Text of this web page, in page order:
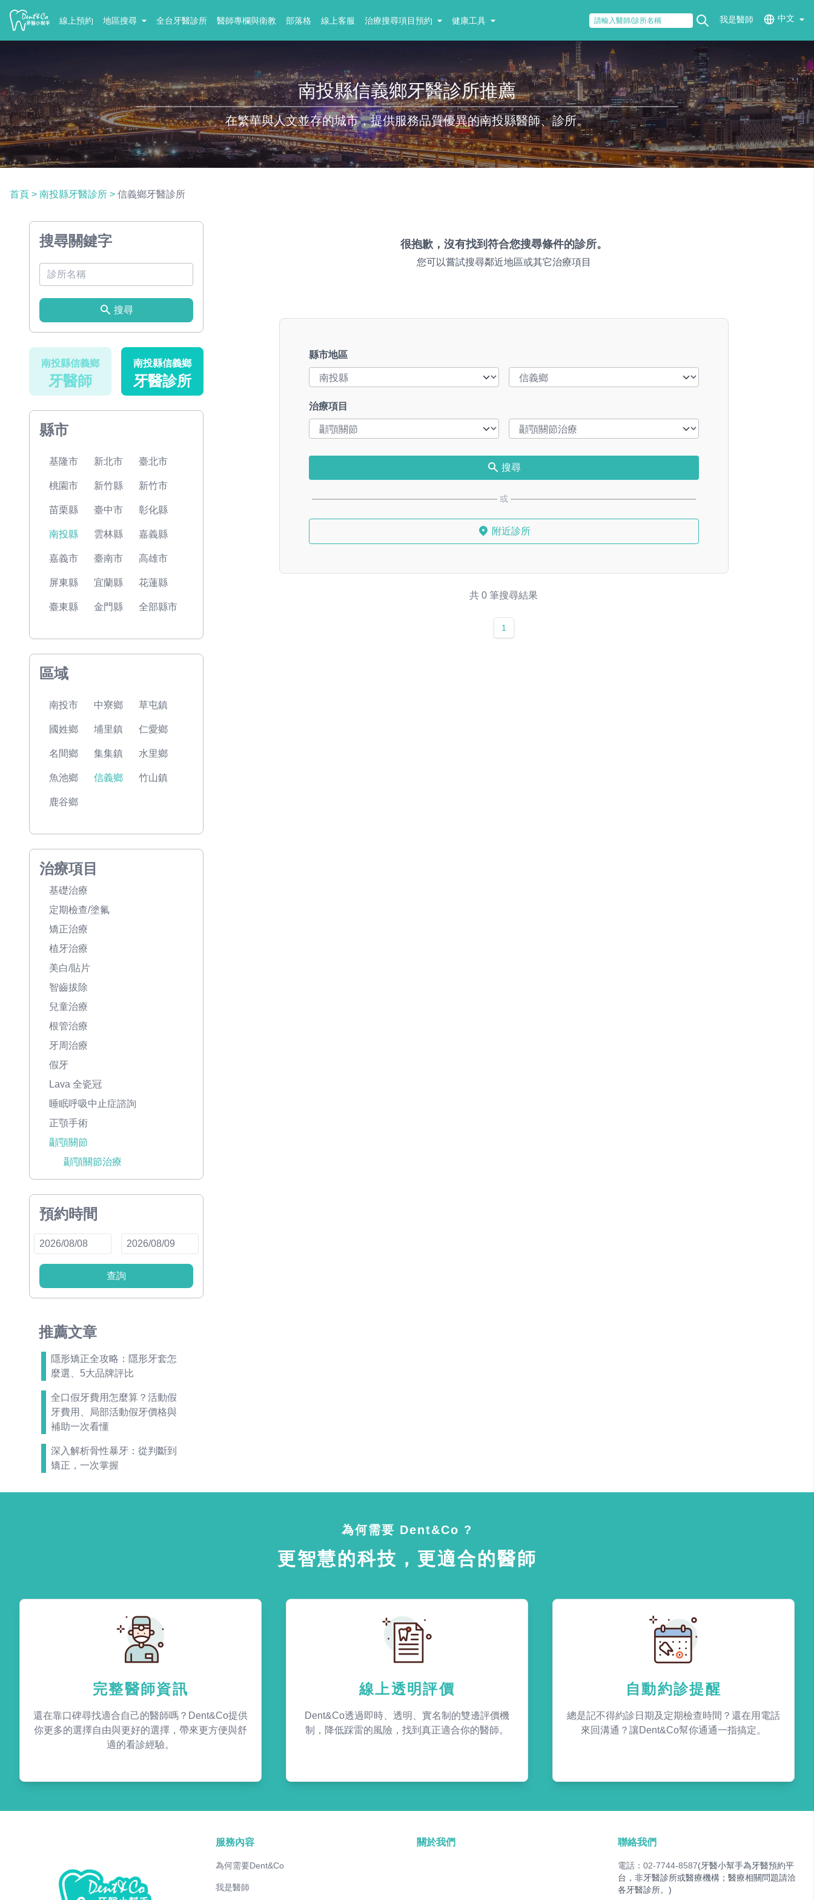
線上預約 地區搜尋 全台牙醫診所 醫師專欄與衛教 部落格 線上客服 治療搜尋項目預約 健康工具 我是醫師 中文
南投縣信義鄉牙醫診所推薦
在繁華與人文並存的城市，提供服務品質優異的南投縣醫師、診所。
首頁 > 南投縣牙醫診所 > 信義鄉牙醫診所
搜尋關鍵字
搜尋
南投縣信義鄉
牙醫師
南投縣信義鄉
牙醫診所
縣市
基隆市 新北市 臺北市
桃園市 新竹縣 新竹市
苗栗縣 臺中市 彰化縣
南投縣 雲林縣 嘉義縣
嘉義市 臺南市 高雄市
屏東縣 宜蘭縣 花蓮縣
臺東縣 金門縣 全部縣市
區域
南投市 中寮鄉 草屯鎮
國姓鄉 埔里鎮 仁愛鄉
名間鄉 集集鎮 水里鄉
魚池鄉 信義鄉 竹山鎮
鹿谷鄉
治療項目
基礎治療
定期檢查/塗氟
矯正治療
植牙治療
美白/貼片
智齒拔除
兒童治療
根管治療
牙周治療
假牙
Lava 全瓷冠
睡眠呼吸中止症諮詢
正顎手術
顳顎關節
顳顎關節治療
預約時間
查詢
推薦文章
隱形矯正全攻略：隱形牙套怎
麼選、5大品牌評比
全口假牙費用怎麼算？活動假
牙費用、局部活動假牙價格與
補助一次看懂
深入解析骨性暴牙：從判斷到
矯正，一次掌握
很抱歉，沒有找到符合您搜尋條件的診所。
您可以嘗試搜尋鄰近地區或其它治療項目
縣市地區
治療項目
搜尋
或
附近診所
共 0 筆搜尋結果
1
為何需要 Dent&Co ?
更智慧的科技，更適合的醫師
完整醫師資訊
還在靠口碑尋找適合自己的醫師嗎？Dent&Co提供
你更多的選擇自由與更好的選擇，帶來更方便與舒
適的看診經驗。
線上透明評價
Dent&Co透過即時、透明、實名制的雙邊評價機
制，降低踩雷的風險，找到真正適合你的醫師。
自動約診提醒
總是記不得約診日期及定期檢查時間？還在用電話
來回溝通？讓Dent&Co幫你通通一指搞定。
服務內容
為何需要Dent&Co
我是醫師
關於我們 聯絡我們
電話：02-7744-8587(牙醫小幫手為牙醫預約平
台，非牙醫診所或醫療機構；醫療相關問題請洽
各牙醫診所。)